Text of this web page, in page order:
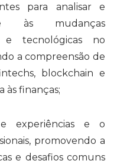
para analisar e
às mudanças
e tecnológicas no
a compreensão de
blockchain e
às finanças;
experiências e o
promovendo a
e desafios comuns